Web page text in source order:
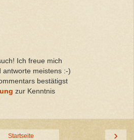
Ich freue mich
antworte meistens :-)
bestätigst
zur Kenntnis
›
Startseite